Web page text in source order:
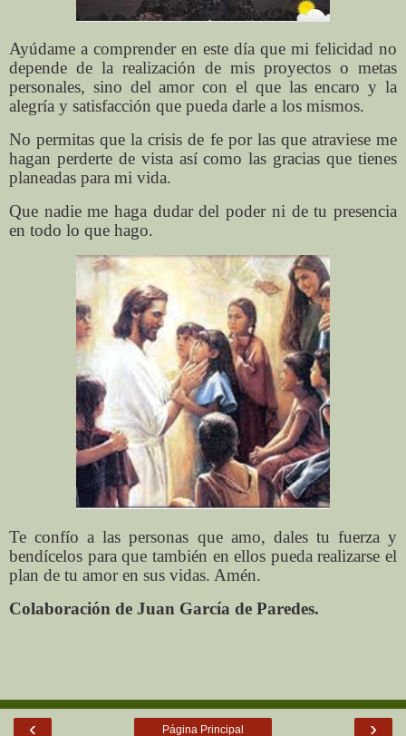
Ayúdame a comprender en este día que mi felicidad no
depende de la realización de mis proyectos o metas
personales, sino del amor con el que las encaro y la
alegría y satisfacción que pueda darle a los mismos.
No permitas que la crisis de fe por las que atraviese me
hagan perderte de vista así como las gracias que tienes
planeadas para mi vida.
Que nadie me haga dudar del poder ni de tu presencia
en todo lo que hago.
Te confío a las personas que amo, dales tu fuerza y
bendícelos para que también en ellos pueda realizarse el
plan de tu amor en sus vidas. Amén.
Colaboración de Juan García de Paredes.
‹ ›
Página Principal